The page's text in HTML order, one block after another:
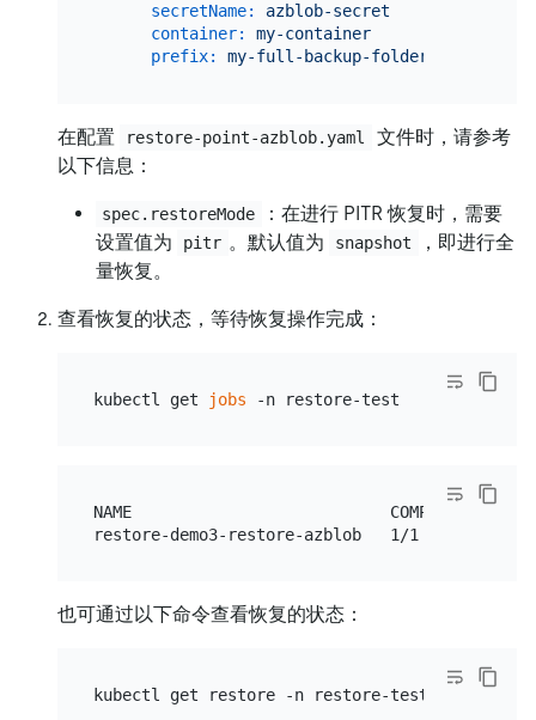
secretName:
azblob-secret
container:
my-container
prefix:
my-full-backup-folder-pitr
在配置 restore-point-azblob.yaml
文件时，请参考
以下信息：
spec.restoreMode
：在进行 PITR 恢复时，需要
设置值为
pitr 。默认值为 snapshot
，即进行全
量恢复。
查看恢复的状态，等待恢复操作完成：
kubectl get jobs
NAME                           COMPLETIONS
也可通过以下命令查看恢复的状态：